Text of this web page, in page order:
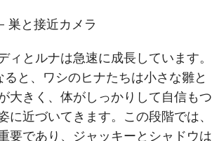
と接近カメラ
ィとルナは急速に成長しています。
と、ワシのヒナたちは小さな雛と
大きく、体がしっかりして自信もつ
に近づいてきます。この段階では、
要であり、ジャッキーとシャドウは